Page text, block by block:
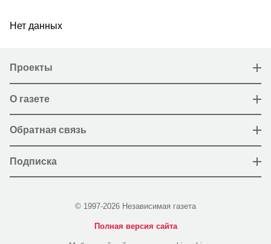
Нет данных
Проекты
О газете
Обратная связь
Подписка
© 1997-2026 Независимая газета
Полная версия сайта